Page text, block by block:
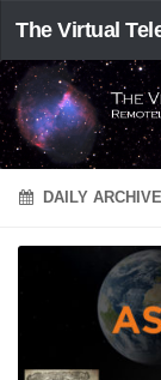
The Virtual
DAILY